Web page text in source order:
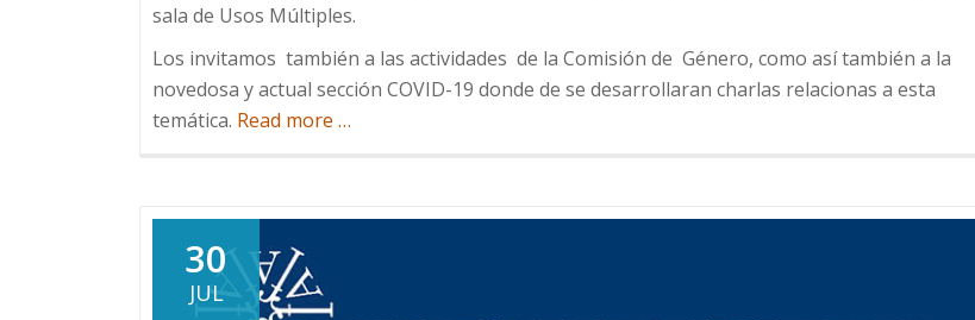
sala de Usos Múltiples.
Los invitamos también a las actividades de la Comisión de Género, como así también a la
novedosa y actual sección COVID-19 donde de se desarrollaran charlas relacionas a esta
temática. Read more about
RAFA
…
30
JUL